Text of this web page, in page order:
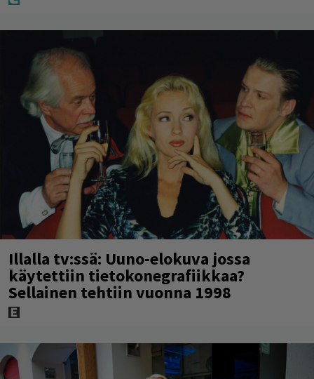
Illalla tv:ssä: Uuno-elokuva jossa
käytettiin tietokonegrafiikkaa?
Sellainen tehtiin vuonna 1998